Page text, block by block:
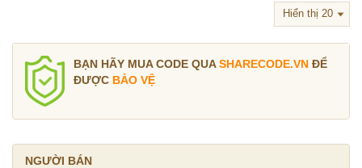
BẠN HÃY MUA CODE QUASHARECODE.VN ĐỂ
ĐƯỢC BẢO VỆ
NGƯỜI BÁN